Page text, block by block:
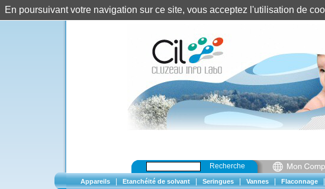
Recherche
Appareils Etanchéité de solvant Seringues Vannes Flaconnage
En poursuivant votre navigation sur ce site, vous acceptez l'utilisation de